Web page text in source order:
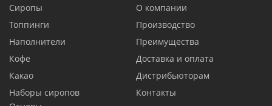
Сиропы
Топпинги
Наполнители
Кофе
Какао
Наборы сиропов
О компании
Производство
Преимущества
Доставка и оплата
Дистрибьюторам
Контакты